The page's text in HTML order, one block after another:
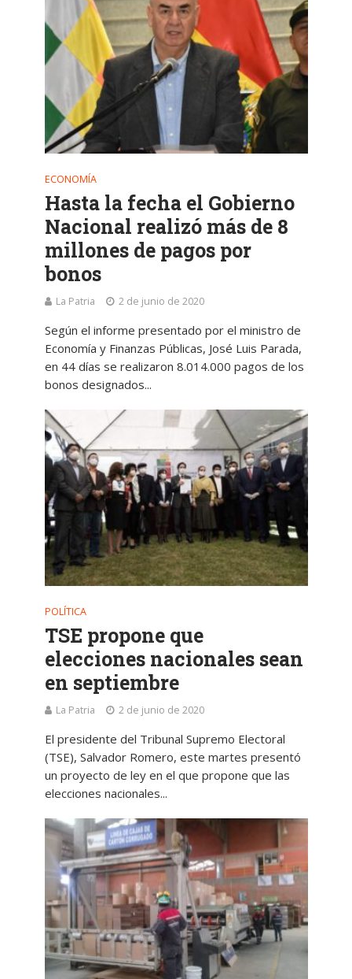
ECONOMÍA
Hasta la fecha el Gobierno
Nacional realizó más de 8
millones de pagos por
bonos
La Patria 2 de junio de 2020
Según el informe presentado por el ministro de
Economía y Finanzas Públicas, José Luis Parada,
en 44 días se realizaron 8.014.000 pagos de los
bonos designados...
POLÍTICA
TSE propone que
elecciones nacionales sean
en septiembre
La Patria 2 de junio de 2020
El presidente del Tribunal Supremo Electoral
(TSE), Salvador Romero, este martes presentó
un proyecto de ley en el que propone que las
elecciones nacionales...